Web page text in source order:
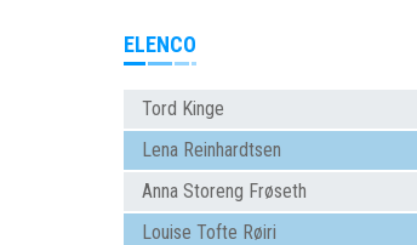
ELENCO
Tord Kinge
Lena Reinhardtsen
Anna Storeng Frøseth
Louise Tofte Røiri